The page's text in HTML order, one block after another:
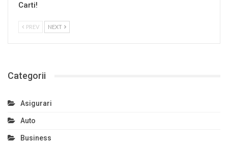
Carti!
PREV NEXT
Categorii
Asigurari
Auto
Business